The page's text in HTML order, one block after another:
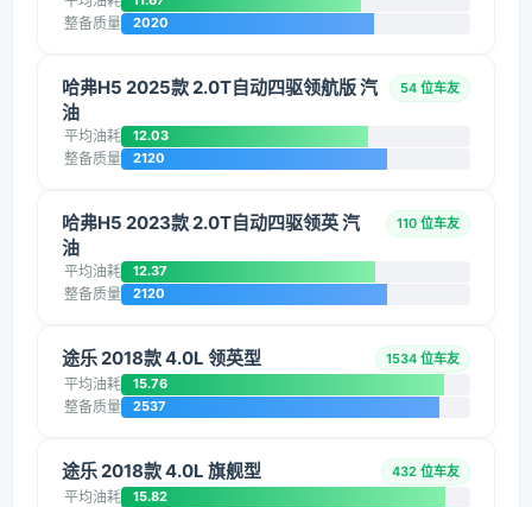
整备质量 2020
哈弗H5 2025款 2.0T自动四驱领航版 汽
油
54 位车友
平均油耗 12.03
整备质量 2120
哈弗H5 2023款 2.0T自动四驱领英 汽
油
110 位车友
平均油耗 12.37
整备质量 2120
途乐 2018款 4.0L 领英型 1534 位车友
平均油耗 15.76
整备质量 2537
途乐 2018款 4.0L 旗舰型 432 位车友
平均油耗 15.82